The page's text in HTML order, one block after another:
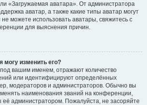
«Загружаемая аватара». От администратора
аватар, а также какие типы аватар могут
можете использовать аватары, свяжитесь с
для выяснения причин.
могу изменить его?
вашим именем, отражают количество
или идентифицируют определённых
модераторов и администраторов. Обычно вы
наименования званий на конференции,
её администратором. Пожалуйста, не засоряйте